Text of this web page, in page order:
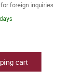
for foreign inquiries.
cart